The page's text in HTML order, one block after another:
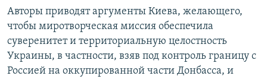
Авторы приводят аргументы Киева, желающего,
чтобы миротворческая миссия обеспечила
суверенитет и территориальную целостность
Украины, в частности, взяв под контроль границу с
Россией на оккупированной части Донбасса, и